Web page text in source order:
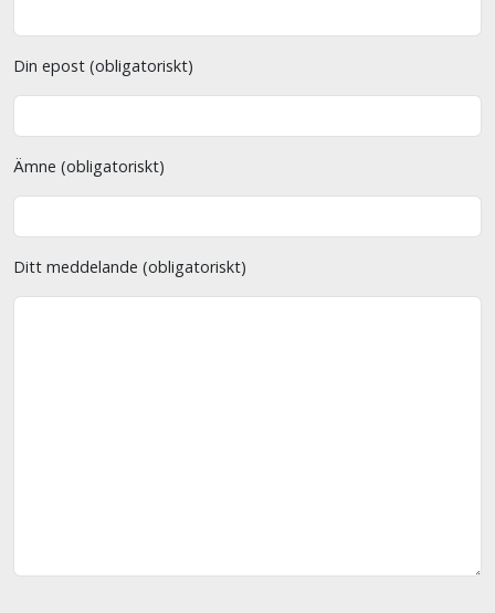
Din epost (obligatoriskt)
Ämne (obligatoriskt)
Ditt meddelande (obligatoriskt)